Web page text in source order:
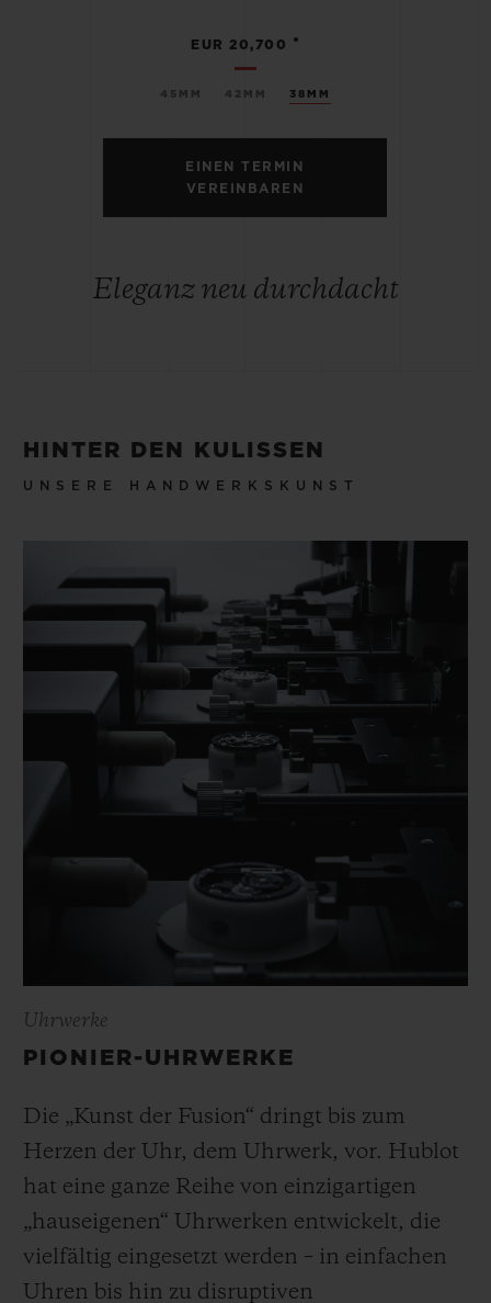
45MM 42MM 38MM
EUR 20,700 •
EINEN TERMIN
VEREINBAREN
Eleganz neu durchdacht
HINTER DEN KULISSEN
UNSERE HANDWERKSKUNST
Uhrwerke
PIONIER-UHRWERKE
Die „Kunst der Fusion“ dringt bis zum
Herzen der Uhr, dem Uhrwerk, vor. Hublot
hat eine ganze Reihe von einzigartigen
„hauseigenen“ Uhrwerken entwickelt, die
vielfältig eingesetzt werden – in einfachen
Uhren bis hin zu disruptiven